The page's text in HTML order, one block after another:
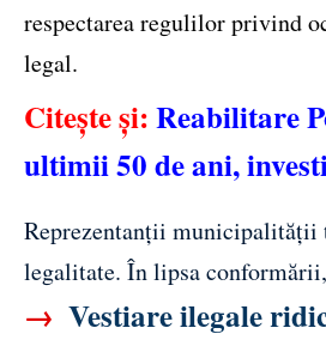
respectarea regulilor privind
legal.
Citește și:Reabilitare
ultimii 50 de ani,
Reprezentanții municipalității
legalitate. În lipsa
→ Vestiare ilegale